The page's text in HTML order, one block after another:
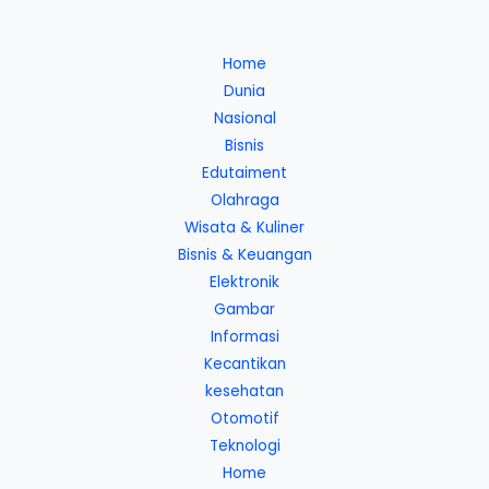
Home
Dunia
Nasional
Bisnis
Edutaiment
Olahraga
Wisata & Kuliner
Bisnis & Keuangan
Elektronik
Gambar
Informasi
Kecantikan
kesehatan
Otomotif
Teknologi
Home